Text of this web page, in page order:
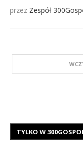
przez Zespół
TYLKO W